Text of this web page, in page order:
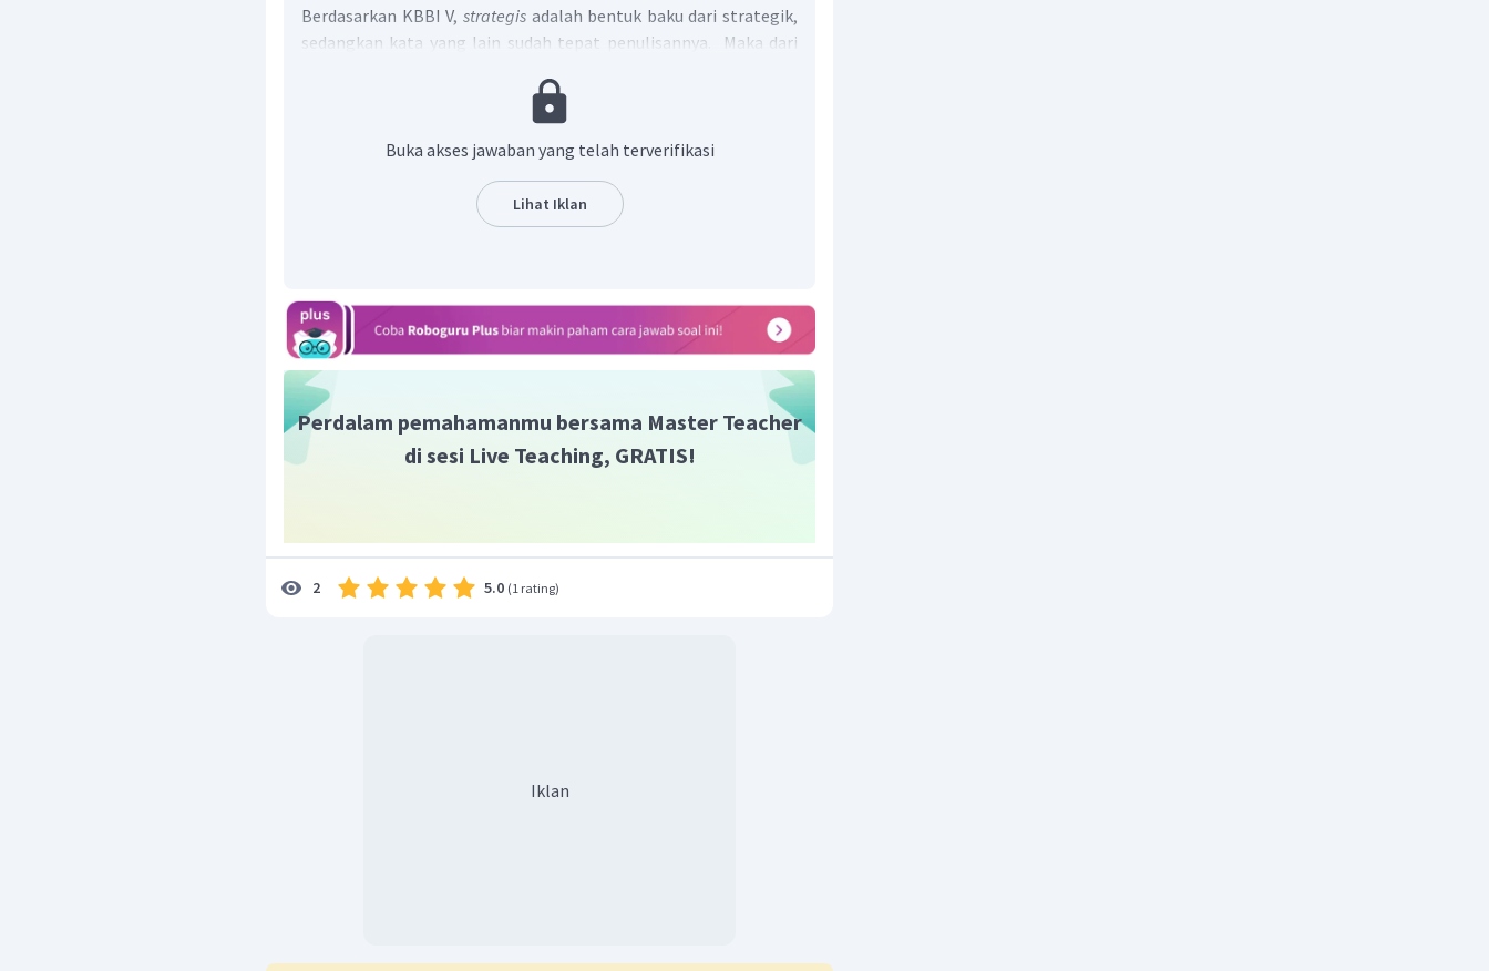
Berdasarkan KBBI V, strategis adalah bentuk baku dari strategik,
sedangkan kata yang lain sudah tepat penulisannya. Maka dari
Buka akses jawaban yang telah terverifikasi
Lihat Iklan
Perdalam pemahamanmu bersama Master Teacher
di sesi Live Teaching, GRATIS!
2 5.0 (1 rating)
Iklan